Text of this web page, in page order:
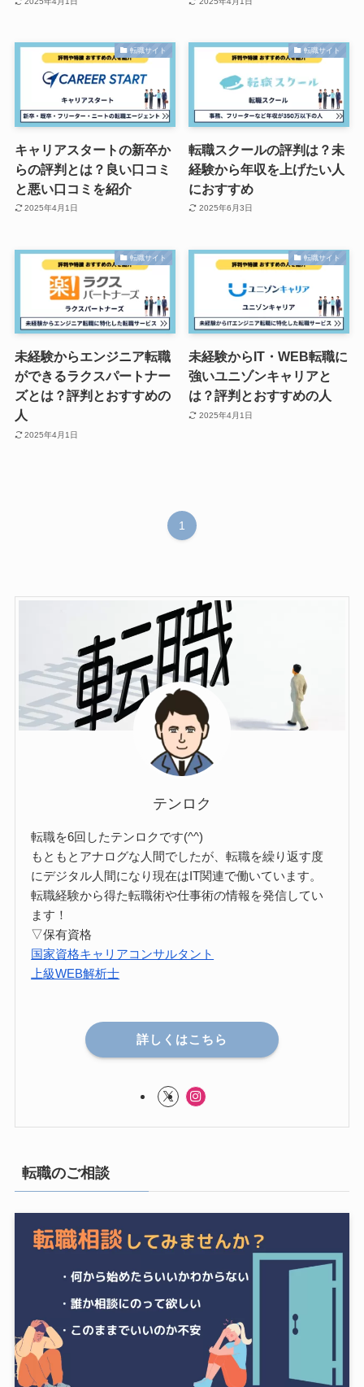
転職サイト
キャリアスタートの新卒か
らの評判とは？良い口コミ
と悪い口コミを紹介
2025年4月1日
転職サイト
転職スクールの評判は？未
経験から年収を上げたい人
におすすめ
2025年6月3日
転職サイト
未経験からエンジニア転職
ができるラクスパートナー
ズとは？評判とおすすめの
人
2025年4月1日
転職サイト
未経験からIT・WEB転職に
強いユニゾンキャリアと
は？評判とおすすめの人
2025年4月1日
1
テンロク
転職を6回したテンロクです(^^)
もともとアナログな人間でしたが、転職を繰り返す度
にデジタル人間になり現在はIT関連で働いています。
転職経験から得た転職術や仕事術の情報を発信してい
ます！
▽保有資格
国家資格キャリアコンサルタント
上級WEB解析士
詳しくはこちら
転職のご相談